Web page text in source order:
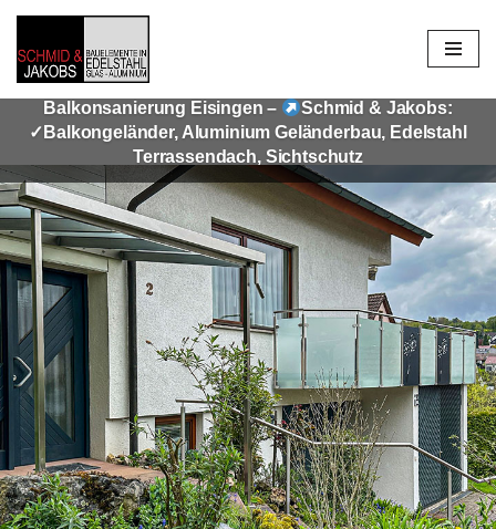
Zum
Inhalt
springen
Balkonsanierung Eisingen –
Schmid & Jakobs:
✓Balkongeländer, Aluminium Geländerbau, Edelstahl
Terrassendach, Sichtschutz